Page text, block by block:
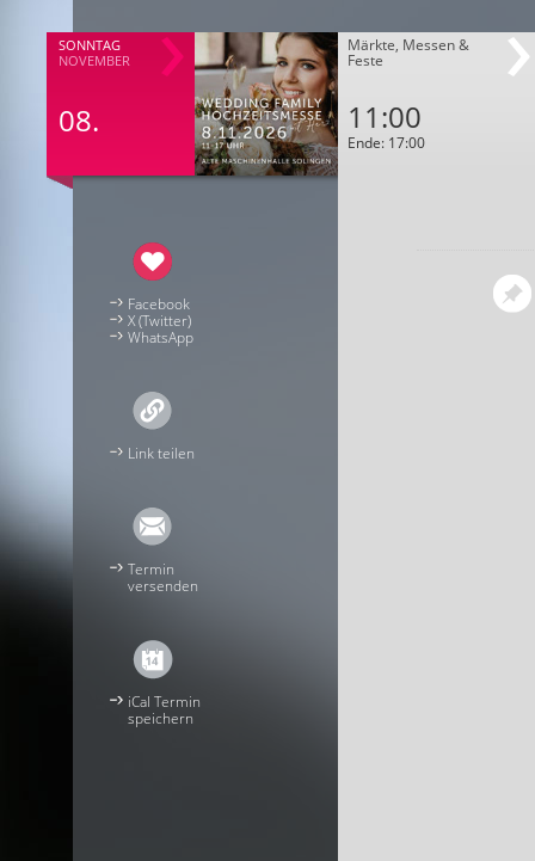
SONNTAG
NOVEMBER
08.
Märkte, Messen &
Feste
11:00
Ende: 17:00
Facebook
X (Twitter)
WhatsApp
Link teilen
Termin
versenden
iCal Termin
speichern